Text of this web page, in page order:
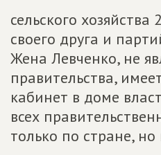
сельского хозяйства
своего друга и
Жена Левченко, не
правительства,
кабинет в доме
всех
только по стране, но